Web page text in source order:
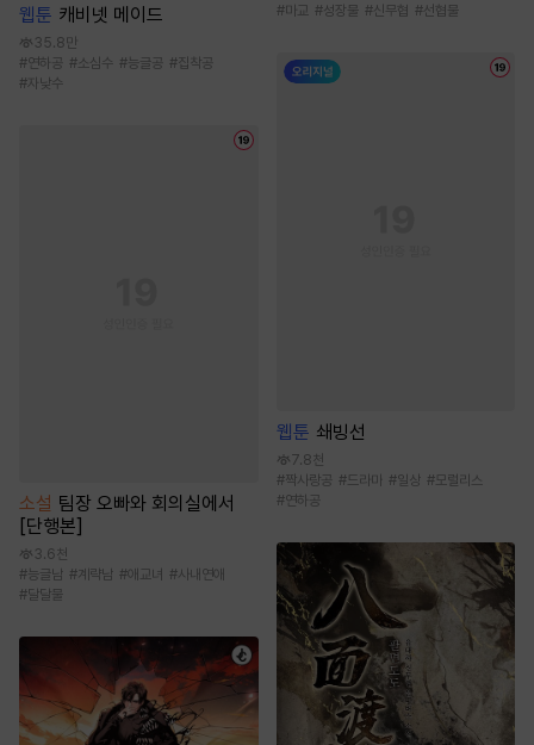
웹툰 캐비넷 메이드
35.8만
#연하공 #소심수 #능글공 #집착공
#자낮수
소설 팀장 오빠와 회의실에서
[단행본]
3.6천
#능글남 # 계략남 #애교녀 #사내연애
#달달물
#마교 #성장물 #신무협 #선협물
웹툰 쇄빙선
7.8천
#짝사랑공 #드라마 #일상 #모럴리스
#연하공